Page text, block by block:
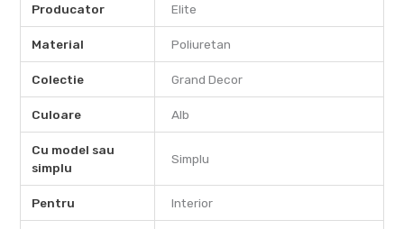
Producator Elite
Material Poliuretan
Colectie Grand Decor
Culoare Alb
Cu model sau
simplu
Simplu
Pentru Interior